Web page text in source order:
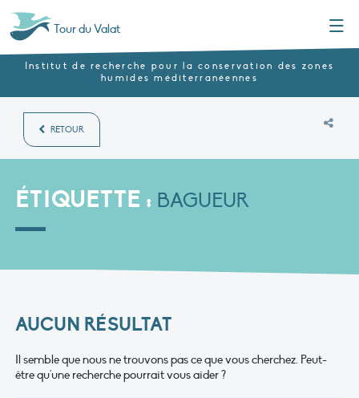
Tour du Valat
Institut de recherche pour la conservation des zones
humides méditerranéennes
RETOUR
ÉTIQUETTE : BAGUEUR
AUCUN RÉSULTAT
Il semble que nous ne trouvons pas ce que vous cherchez. Peut-
être qu'une recherche pourrait vous aider ?